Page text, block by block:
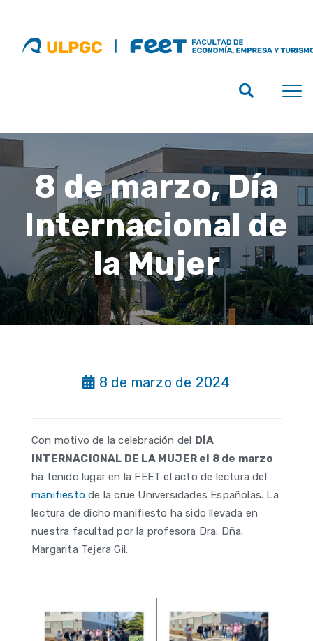
8 de marzo, Día
Internacional de
la Mujer
8 de marzo de 2024
Con motivo de la celebración del
DÍA
INTERNACIONAL DE LA MUJER el 8 de marzo
ha tenido lugar en la FEET el acto de lectura del
manifiestode la crue Universidades Españolas. La
lectura de dicho manifiesto ha sido llevada en
nuestra facultad por la profesora Dra. Dña.
Margarita Tejera Gil.